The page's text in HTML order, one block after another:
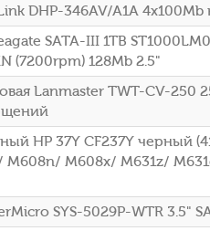
DHP-346AV/A1A
SATA-III 1TB
(7200rpm) 128Mb 2.5"
Lanmaster TWT-CV-250
HP 37Y CF237Y черный
M608n/ M608x/ M631z/
SYS-5029P-WTR 3.5"